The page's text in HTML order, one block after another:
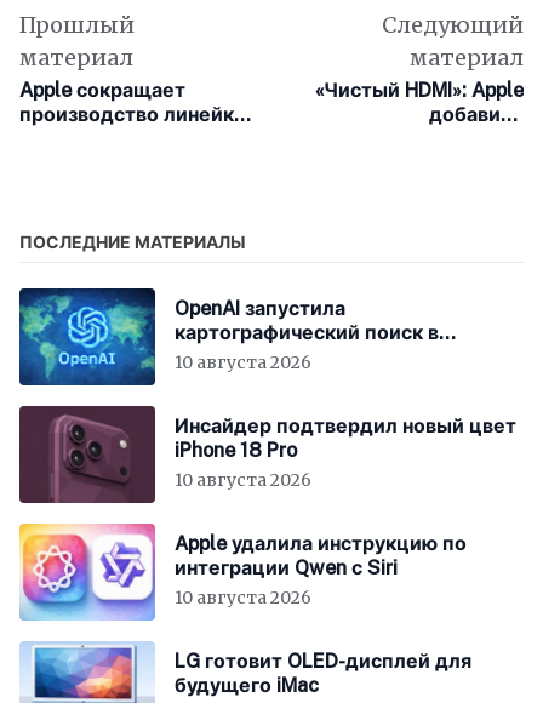
Прошлый
материал
Apple сокращает
производство линейки
Следующий
материал
«Чистый HDMI»: Apple
добавила
ПОСЛЕДНИЕ МАТЕРИАЛЫ
OpenAI запустила
картографический поиск в
ChatGPT
10 августа 2026
Инсайдер подтвердил новый цвет
iPhone 18 Pro
10 августа 2026
Apple удалила инструкцию по
интеграции Qwen с Siri
10 августа 2026
LG готовит OLED-дисплей для
будущего iMac